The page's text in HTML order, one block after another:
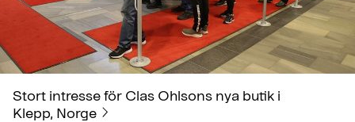
Stort intresse för Clas Ohlsons nya butik i
Klepp, Norge